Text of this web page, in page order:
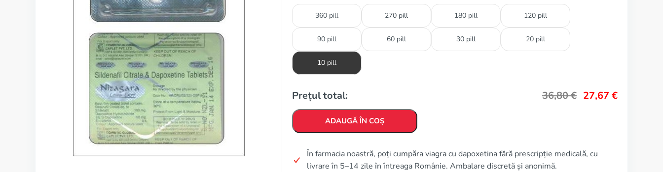
360 pill 270 pill 180 pill 120 pill
90 pill 60 pill 30 pill 20 pill
10 pill
Prețul total: 36,80€ 27,67 €
ADAUGĂ ÎN COȘ
În farmacia noastră, poți cumpăra viagra cu dapoxetina fără prescripție medicală, cu
livrare în 5–14 zile în întreaga Românie. Ambalare discretă și anonimă.